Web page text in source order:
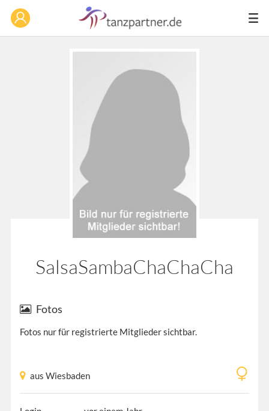
SalsaSambaChaChaCha
Fotos
Fotos nur für registrierte Mitglieder sichtbar.
aus Wiesbaden